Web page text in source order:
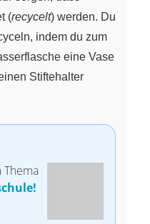
(recycelt) werden. Du
indem du zum
eine Vase
Stiftehalter
Thema